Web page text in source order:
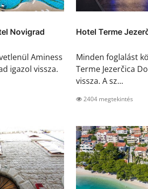
Novigrad
Aminess
igazol vissza.
Hotel Terme
Minden foglalást
Terme Jezerčica
vissza. A sz...
2404 megtekintés